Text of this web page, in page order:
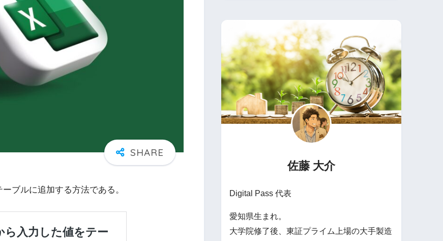
ブルに追加する方法である。
佐藤 大介
Digital Pass 代表
愛知県生まれ。
大学院修了後、東証プライム上場の大手製造